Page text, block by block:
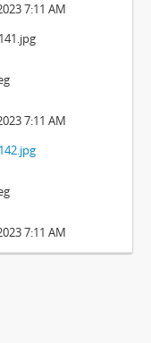
7:11 AM
7:11 AM
7:11 AM